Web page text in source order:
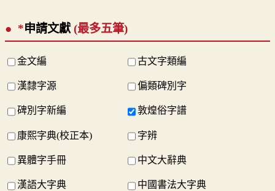
*申請文獻 (最多五筆)
金文編 古文字類編
漢隸字源 偏類碑別字
碑別字新編 敦煌俗字譜
康熙字典(校正本) 字辨
異體字手冊 中文大辭典
漢語大字典 中國書法大字典